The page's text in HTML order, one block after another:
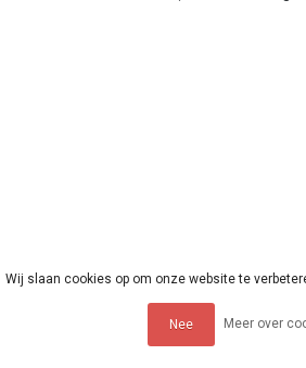
Wij slaan cookies op om onze website te
Nee Meer over